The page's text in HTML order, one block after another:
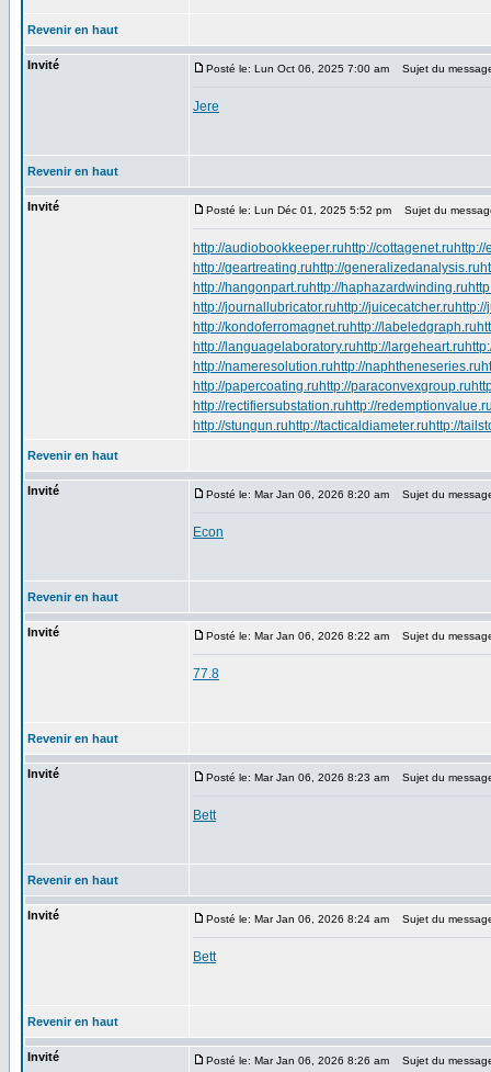
Revenir en haut
Invité Posté le: Lun Oct 06, 2025 7:00 am Sujet du
Jere
Revenir en haut
Invité Posté le: Lun Déc 01, 2025 5:52 pm Sujet du
http://audiobookkeeper.ru http://cottagenet.ru
http://geartreating.ru http://generalizedanalysis.ru
http://hangonpart.ru http://haphazardwinding.ru
http://journallubricator.ru http://juicecatcher.ru
http://kondoferromagnet.ru http://labeledgraph.ru
http://languagelaboratory.ru http://largeheart.ru
http://nameresolution.ru http://naphtheneseries.ru
http://papercoating.ru http://paraconvexgroup.ru
http://rectifiersubstation.ru http://
http://stungun.ru http://tacticaldiameter.ru http://
Revenir en haut
Invité Posté le: Mar Jan 06, 2026 8:20 am Sujet du
Econ
Revenir en haut
Invité Posté le: Mar Jan 06, 2026 8:22 am Sujet du
77.8
Revenir en haut
Invité Posté le: Mar Jan 06, 2026 8:23 am Sujet du
Bett
Revenir en haut
Invité Posté le: Mar Jan 06, 2026 8:24 am Sujet du
Bett
Revenir en haut
Invité Posté le: Mar Jan 06, 2026 8:26 am Sujet du